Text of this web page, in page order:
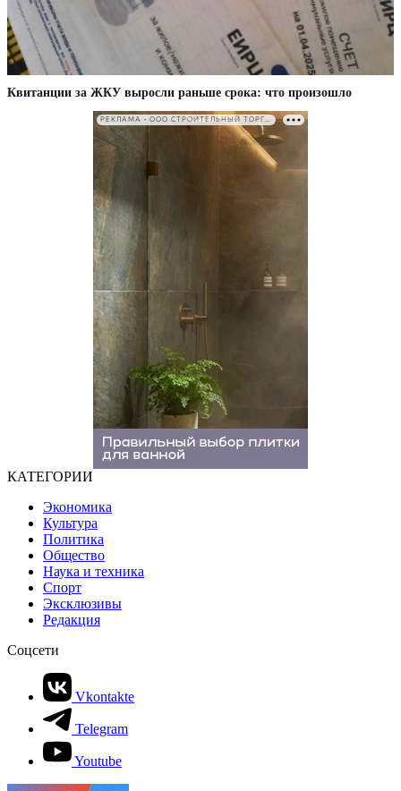
Квитанции за ЖКУ выросли раньше срока: что произошло
РЕКЛАМА • ООО СТРОИТЕЛЬНЫЙ ТОРГОВЫЙ ДОМ «ПЕТРОВИЧ». ИНН: 7802348846
КАТЕГОРИИ
Экономика
Культура
Политика
Общество
Наука и техника
Спорт
Эксклюзивы
Редакция
Соцсети
Vkontakte
Telegram
Youtube